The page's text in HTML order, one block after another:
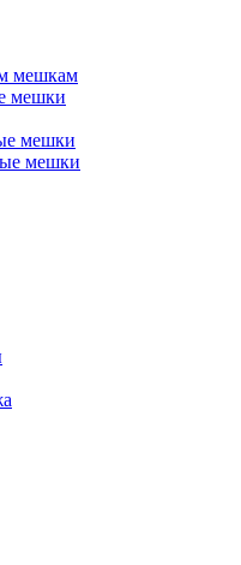
мешкам
мешки
мешки
мешки